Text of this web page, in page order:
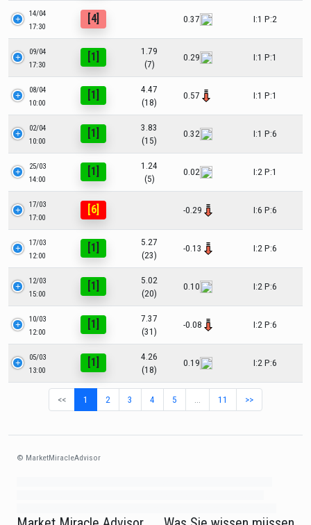
14/04
17:30
[4] 0.37 I:1 P:2
09/04
17:30
[1]
1.79
(7)
0.29 I:1 P:1
08/04
10:00
[1]
4.47
(18)
0.57 I:1 P:1
02/04
10:00
[1]
3.83
(15)
0.32 I:1 P:6
25/03
14:00
[1]
1.24
(5)
0.02 I:2 P:1
17/03
17:00
[6] -0.29 I:6 P:6
17/03
12:00
[1]
5.27
(23)
-0.13 I:2 P:6
12/03
15:00
[1]
5.02
(20)
0.10 I:2 P:6
10/03
12:00
[1]
7.37
(31)
-0.08 I:2 P:6
05/03
13:00
[1]
4.26
(18)
0.19 I:2 P:6
<< 1 2 3 4 5 11 >>
© MarketMiracleAdvisor